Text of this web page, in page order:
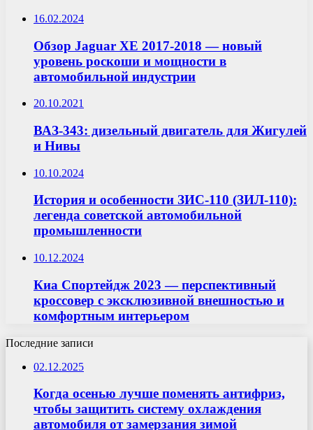
16.02.2024
Обзор Jaguar XE 2017-2018 — новый
уровень роскоши и мощности в
автомобильной индустрии
20.10.2021
ВАЗ-343: дизельный двигатель для Жигулей
и Нивы
10.10.2024
История и особенности ЗИС-110 (ЗИЛ-110):
легенда советской автомобильной
промышленности
10.12.2024
Киа Спортейдж 2023 — перспективный
кроссовер с эксклюзивной внешностью и
комфортным интерьером
Последние записи
02.12.2025
Когда осенью лучше поменять антифриз,
чтобы защитить систему охлаждения
автомобиля от замерзания зимой